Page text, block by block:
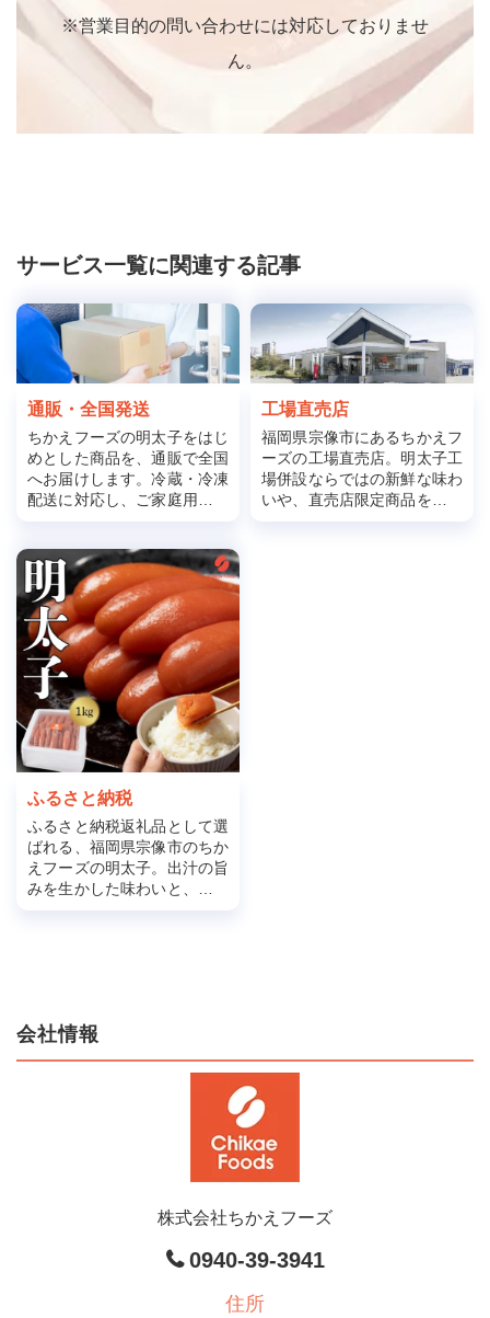
※営業目的の問い合わせには対応しておりませ
ん。
サービス一覧に関連する記事
通販・全国発送
ちかえフーズの明太子をはじ
めとした商品を、通販で全国
へお届けします。冷蔵・冷凍
配送に対応し、ご家庭用から
工場直売店
福岡県宗像市にあるちかえフ
ーズの工場直売店。明太子工
場併設ならではの新鮮な味わ
いや、直売店限定商品をお楽
ふるさと納税
ふるさと納税返礼品として選
ばれる、福岡県宗像市のちか
えフーズの明太子。出汁の旨
みを生かした味わいと、使い
会社情報
株式会社ちかえフーズ
0940-39-3941
住所